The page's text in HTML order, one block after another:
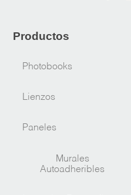
Productos
Photobooks
Lienzos
Paneles
Murales
Autoadheribles